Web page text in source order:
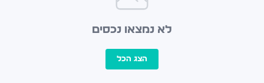
לא נמצאו נכסים
הצג הכל